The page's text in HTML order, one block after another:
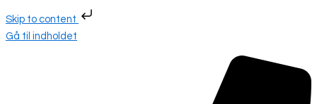
Skip to content
Gå til indholdet